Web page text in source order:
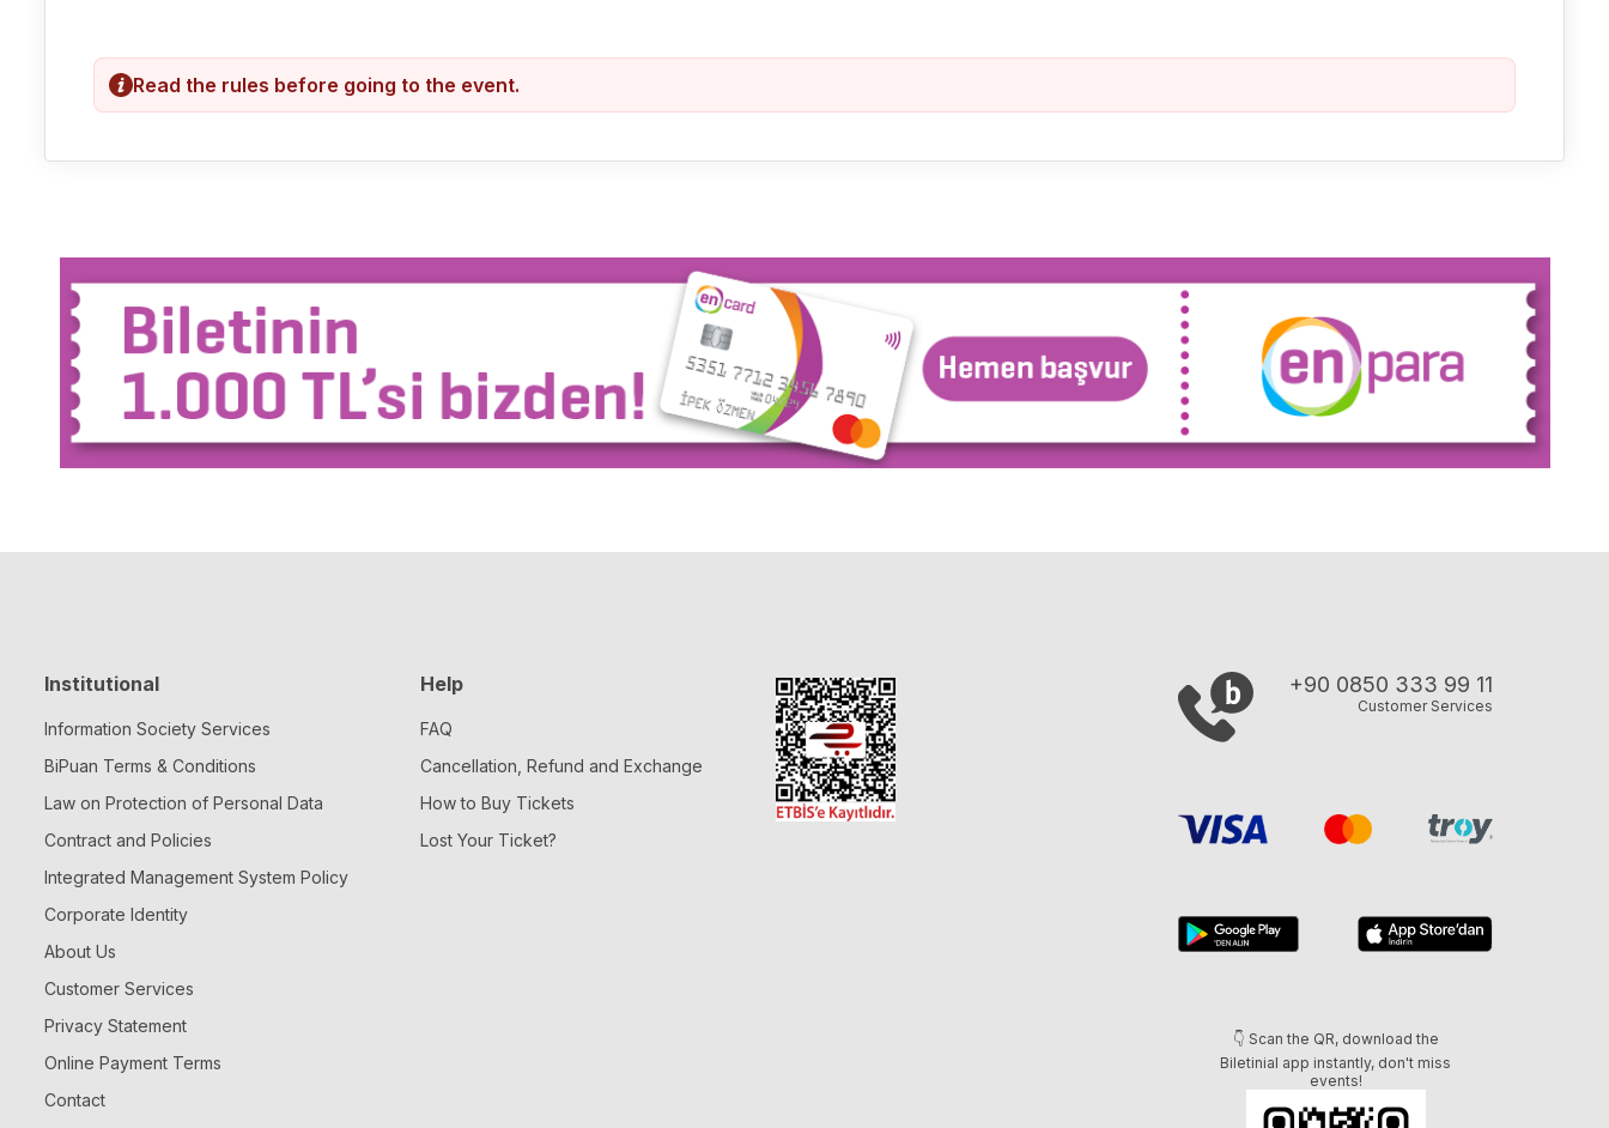
Read the rules before going to the event.
Institutional
Information Society Services
BiPuan Terms & Conditions
Law on Protection of Personal Data
Contract and Policies
Integrated Management System Policy
Corporate Identity
About Us
Customer Services
Privacy Statement
Online Payment Terms
Contact
Help
FAQ
Cancellation, Refund and Exchange
How to Buy Tickets
Lost Your Ticket?
+90 0850 333 99 11
Customer Services
👇 Scan the QR, download the
Biletinial app instantly, don't miss
events!